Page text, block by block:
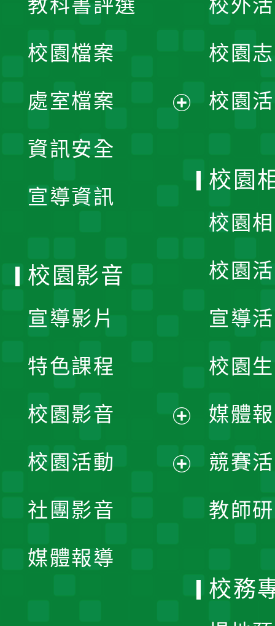
單
教科書評選
校園檔案
處室檔案
資訊安全
宣導資訊
校外
校園
校園
校園
校園
校園
宣導
校園
媒體
競賽
教師
校園影音
宣導影片
特色課程
校園影音
開
校園活動
社團影音
媒體報導
校務